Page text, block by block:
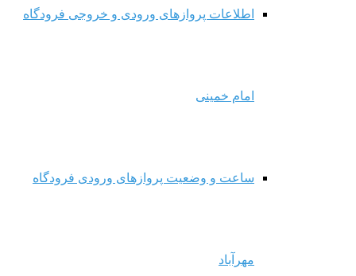
اطلاعات پروازهای ورودی و خروجی فرودگاه
امام خمینی
ساعت و وضعیت پروازهای ورودی فرودگاه
مهرآباد